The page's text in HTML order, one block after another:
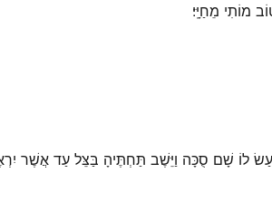
מוֹתִי מֵחַיָּֽי׃
לוֹ שָׁם סֻכָּה וַיֵּשֶׁב תַּחְתֶּיהָ בַּצֵּל עַד אֲשֶׁר